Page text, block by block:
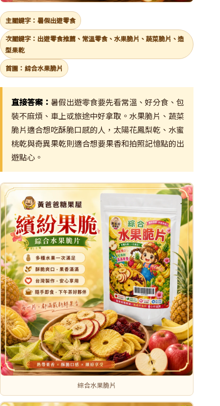
主關鍵字：暑假出遊零食
次關鍵字：出遊零食推薦、常溫零食、水果脆片、蔬菜脆片、造
型果乾
首圖：綜合水果脆片
直接答案： 暑假出遊零食要先看常溫、好分食、包
裝不麻煩、車上或旅途中好拿取。水果脆片、蔬菜
脆片適合想吃酥脆口感的人，太陽花鳳梨乾、水蜜
桃乾與奇異果乾則適合想要果香和拍照記憶點的出
遊點心。
綜合水果脆片